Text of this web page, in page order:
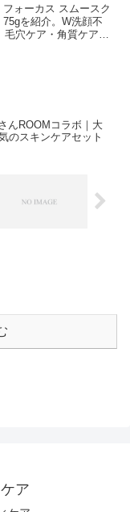
ォーカス スムースク
を紹介。W洗顔不
毛穴ケア・角質ケアま
んROOMコラボ｜大
のスキンケアセット
ア